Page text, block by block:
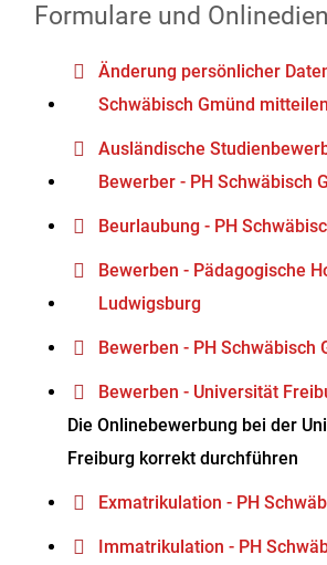
Formulare und
Änderung persönlicher
Schwäbisch Gmünd mitteilen
Ausländische
Bewerber - PH Schwäbisch
Beurlaubung - PH
Bewerben - Pädagogische
Ludwigsburg
Bewerben - PH Schwäbisch
Bewerben - Universität
Die Onlinebewerbung bei der
Freiburg korrekt durchführen
Exmatrikulation - PH
Immatrikulation - PH